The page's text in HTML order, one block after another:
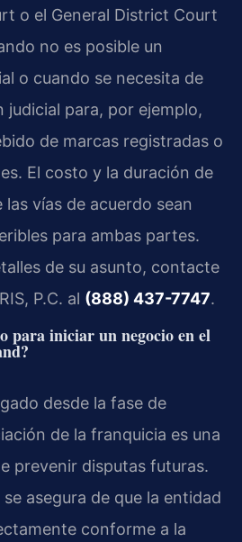
o el General District Court
no es posible un
o cuando se necesita de
judicial para, por ejemplo,
de marcas registradas o
El costo y la duración de
vías de acuerdo sean
para ambas partes.
de su asunto, contacte
P.C. al (888) 437-7747.
para iniciar un negocio en el
desde la fase de
de la franquicia es una
prevenir disputas futuras.
asegura de que la entidad
conforme a la